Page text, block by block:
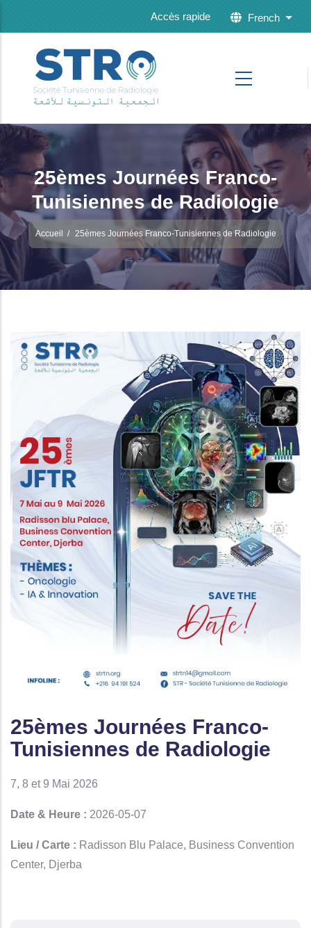
Accès rapide French List
25èmes Journées Franco-
Tunisiennes de Radiologie
Accueil / 25èmes Journées Franco-Tunisiennes de Radiologie
25èmes Journées Franco-
Tunisiennes de Radiologie
7, 8 et 9 Mai 2026
Date & Heure : 2026-05-07
Lieu / Carte : Radisson Blu Palace, Business Convention
Center, Djerba